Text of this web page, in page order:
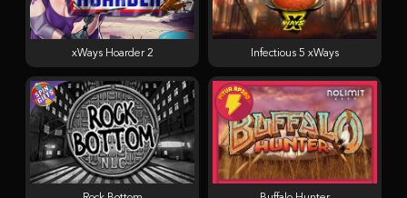
xWays Hoarder 2 Infectious 5 xWays